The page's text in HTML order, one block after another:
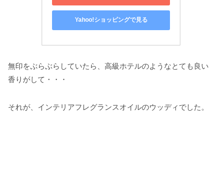
Yahoo!ショッピングで見る
無印をぶらぶらしていたら、高級ホテルのようなとても良い
香りがして・・・
それが、インテリアフレグランスオイルのウッディでした。